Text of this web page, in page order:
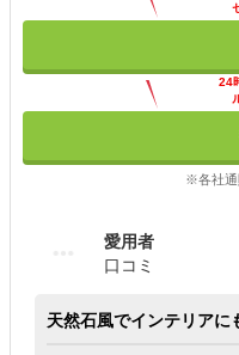
24
※各社通
愛用者
口コミ
天然石風でインテリアに